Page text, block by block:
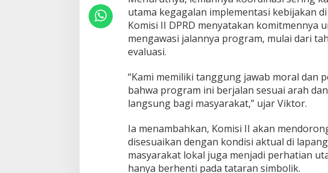
m
a
r
i
a
utama kegagalan implementasi kebijakan
Komisi II DPRD menyatakan komitmennya
mengawasi jalannya program, mulai dari
evaluasi.
“Kami memiliki tanggung jawab moral dan
bahwa program ini berjalan sesuai arah
langsung bagi masyarakat,” ujar Viktor.
Ia menambahkan, Komisi II akan
disesuaikan dengan kondisi aktual di
masyarakat lokal juga menjadi perhatian
hanya berhenti pada tataran simbolik.